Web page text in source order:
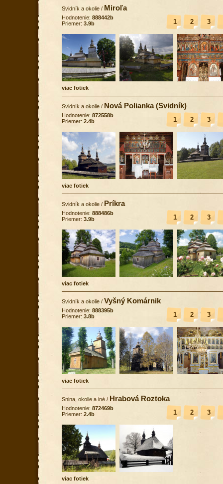
Svidník a okolie / Miroľa
1 2 3
Hodnotenie: 888442b
Priemer: 3.9b
viac fotiek
Svidník a okolie / Nová Polianka (Svidník)
1 2 3
Hodnotenie: 872558b
Priemer: 2.4b
viac fotiek
Svidník a okolie / Príkra
1 2 3
Hodnotenie: 888486b
Priemer: 3.9b
viac fotiek
Svidník a okolie / Vyšný Komárnik
1 2 3
Hodnotenie: 888395b
Priemer: 3.8b
viac fotiek
Snina, okolie a iné / Hrabová Roztoka
1 2 3
Hodnotenie: 872469b
Priemer: 2.4b
viac fotiek